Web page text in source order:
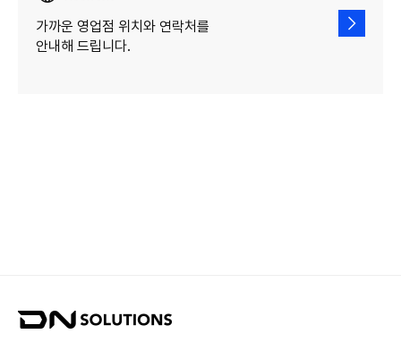
가까운 영업점 위치와 연락처를
안내해 드립니다.
D